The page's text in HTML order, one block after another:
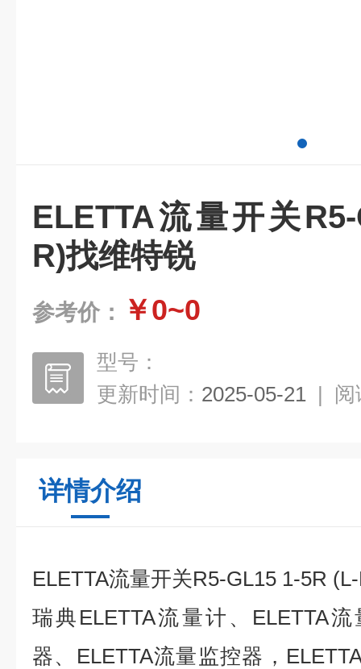
ELETTA流量开关
R)找维特锐
参考价： ￥0~0
型号：
更新时间： 2025-05-21 | 阅
详情介绍
ELETTA流量开关R5-GL15 1-5R
瑞典ELETTA流量计、ELETTA
器、ELETTA流量监控器，